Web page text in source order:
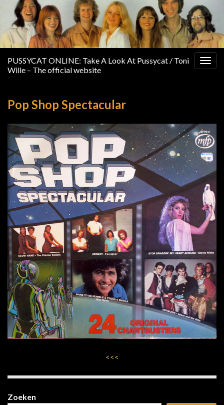
PUSSYCAT ONLINE: Take A Look At Pussycat / Toni
Wille – The official website
Pop Shop Spectacular
<<<
Zoeken